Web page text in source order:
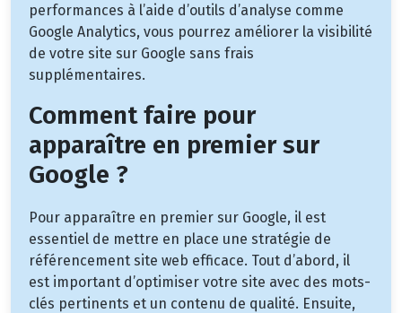
performances à l’aide d’outils d’analyse comme
Google Analytics, vous pourrez améliorer la visibilité
de votre site sur Google sans frais
supplémentaires.
Comment faire pour
apparaître en premier sur
Google ?
Pour apparaître en premier sur Google, il est
essentiel de mettre en place une stratégie de
référencement site web efficace. Tout d’abord, il
est important d’optimiser votre site avec des mots-
clés pertinents et un contenu de qualité. Ensuite,